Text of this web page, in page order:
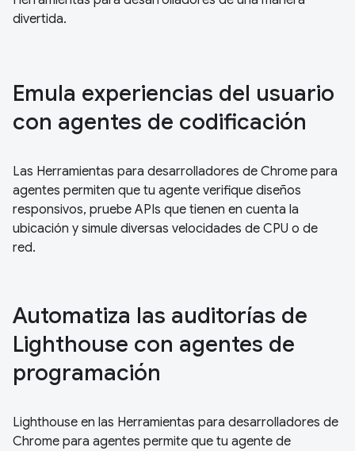
divertida.
Emula experiencias del usuario
con agentes de codificación
Las Herramientas para desarrolladores de Chrome para
agentes permiten que tu agente verifique diseños
responsivos, pruebe APIs que tienen en cuenta la
ubicación y simule diversas velocidades de CPU o de
red.
Automatiza las auditorías de
Lighthouse con agentes de
programación
Lighthouse en las Herramientas para desarrolladores de
Chrome para agentes permite que tu agente de